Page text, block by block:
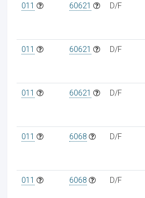
011 60621 D/F
011 60621 D/F
011 60621 D/F
011 6068 D/F
011 6068 D/F